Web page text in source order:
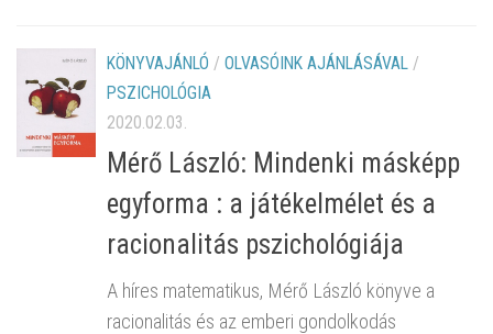
KÖNYVAJÁNLÓ / OLVASÓINK AJÁNLÁSÁVAL /
PSZICHOLÓGIA
2020.02.03.
Mérő László: Mindenki másképp
egyforma : a játékelmélet és a
racionalitás pszichológiája
A híres matematikus, Mérő ​László könyve a
racionalitás és az emberi gondolkodás